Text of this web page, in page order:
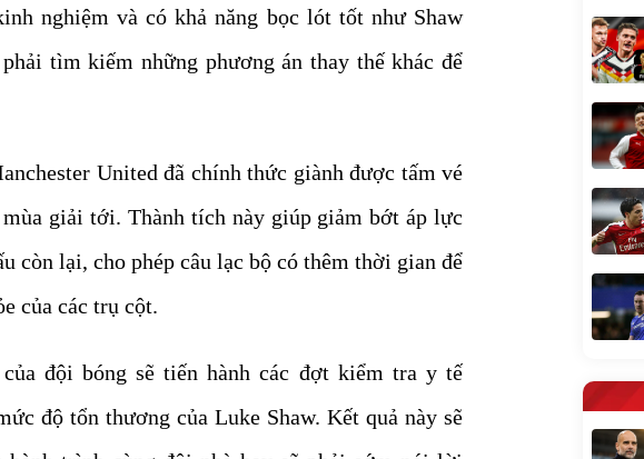
nghiệm và có khả năng bọc lót tốt như Shaw
tìm kiếm những phương án thay thế khác để
United đã chính thức giành được tấm vé
giải tới. Thành tích này giúp giảm bớt áp lực
còn lại, cho phép câu lạc bộ có thêm thời gian để
của các trụ cột.
đội bóng sẽ tiến hành các đợt kiểm tra y tế
độ tổn thương của Luke Shaw. Kết quả này sẽ